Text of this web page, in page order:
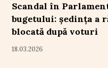
Scandal în
bugetului: ședința a
blocată după voturi
18.03.2026